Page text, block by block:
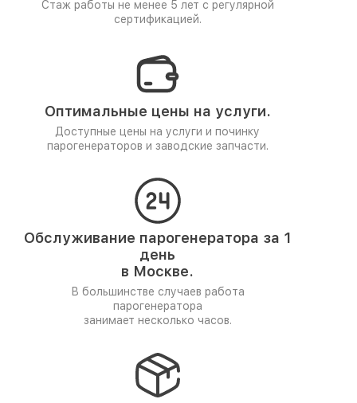
Стаж работы не менее 5 лет с регулярной
сертификацией.
Оптимальные цены на услуги.
Доступные цены на услуги и починку
парогенераторов и заводские запчасти.
Обслуживание парогенератора за 1
день
в Москве.
В большинстве случаев работа
парогенератора
занимает несколько часов.